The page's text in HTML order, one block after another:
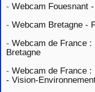
- Webcam Fouesnant
- Webcam Bretagne -
- Webcam de France
Bretagne
- Webcam de France
- Vision-